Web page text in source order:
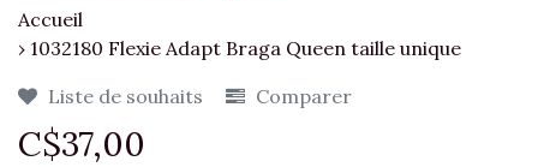
Accueil
› 1032180 Flexie Adapt Braga Queen taille unique
Liste de souhaits
Comparer
C$37,00